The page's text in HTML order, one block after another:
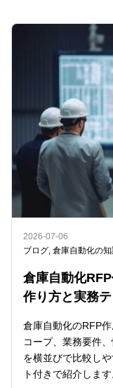
2026-07-06
ブログ, 倉庫自動化の
倉庫自動化
作り方と実務
倉庫自動化のRFP
コープ、業務要件
を横並びで比較し
ト付きで紹介します